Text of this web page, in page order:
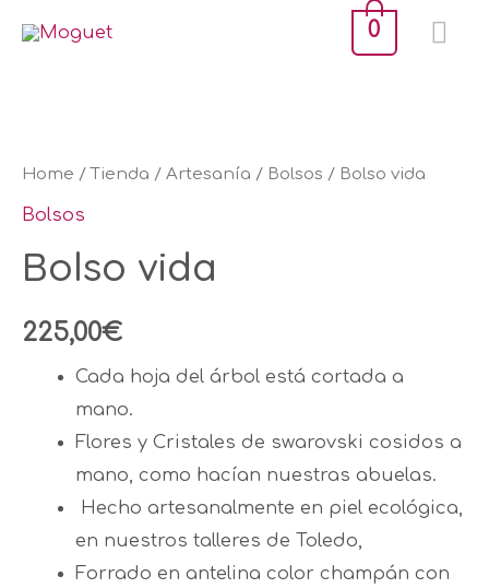
0
Home /Tienda / Artesanía / Bolsos / Bolso vida
Bolsos
Bolso vida
225,00€
Cada hoja del árbol está cortada a
mano.
Flores y Cristales de swarovski cosidos a
mano, como hacían nuestras abuelas.
Hecho artesanalmente en piel ecológica,
en nuestros talleres de Toledo,
Forrado en antelina color champán con
quantity